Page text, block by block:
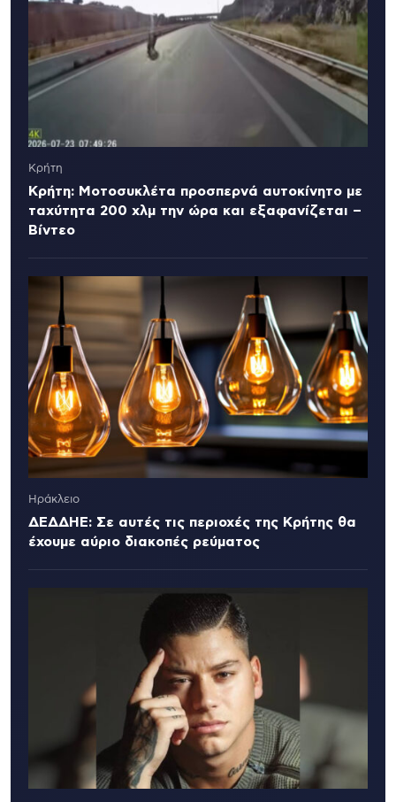
Κρήτη
Κρήτη: Μοτοσυκλέτα προσπερνά αυτοκίνητο με
ταχύτητα 200 χλμ την ώρα και εξαφανίζεται –
Βίντεο
Ηράκλειο
ΔΕΔΔΗΕ: Σε αυτές τις περιοχές της Κρήτης θα
έχουμε αύριο διακοπές ρεύματος